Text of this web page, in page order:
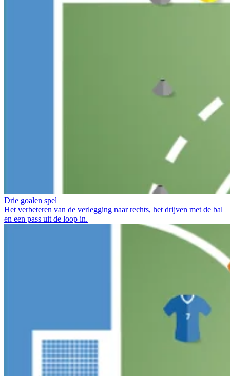
Drie goalen spel
Het verbeteren van de verlegging naar rechts, het drijven met de bal
en een pass uit de loop in.